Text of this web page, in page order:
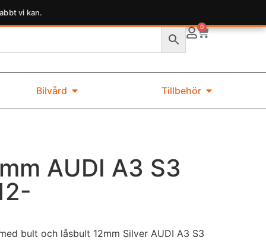
vi kan.
0
Bilvård Tillbehör
AUDI A3 S3
bult och låsbult 12mm Silver AUDI A3 S3